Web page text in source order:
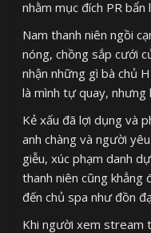
nhằm mục đích PR
Nam thanh niên ngồi
nóng, chồng sắp cưới
nhận những gì bà chủ
là mình tự quay, nhưng
Kẻ xấu đã lợi dụng và
anh chàng và người
giễu, xúc phạm danh
thanh niên cũng khẳng
đến chủ spa như đồn
Khi người xem stream